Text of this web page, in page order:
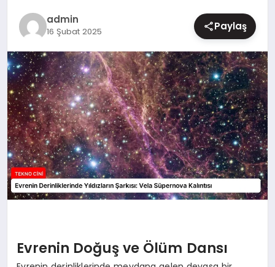
admin
16 Şubat 2025 Paylaş
Evrenin Doğuş ve Ölüm Dansı